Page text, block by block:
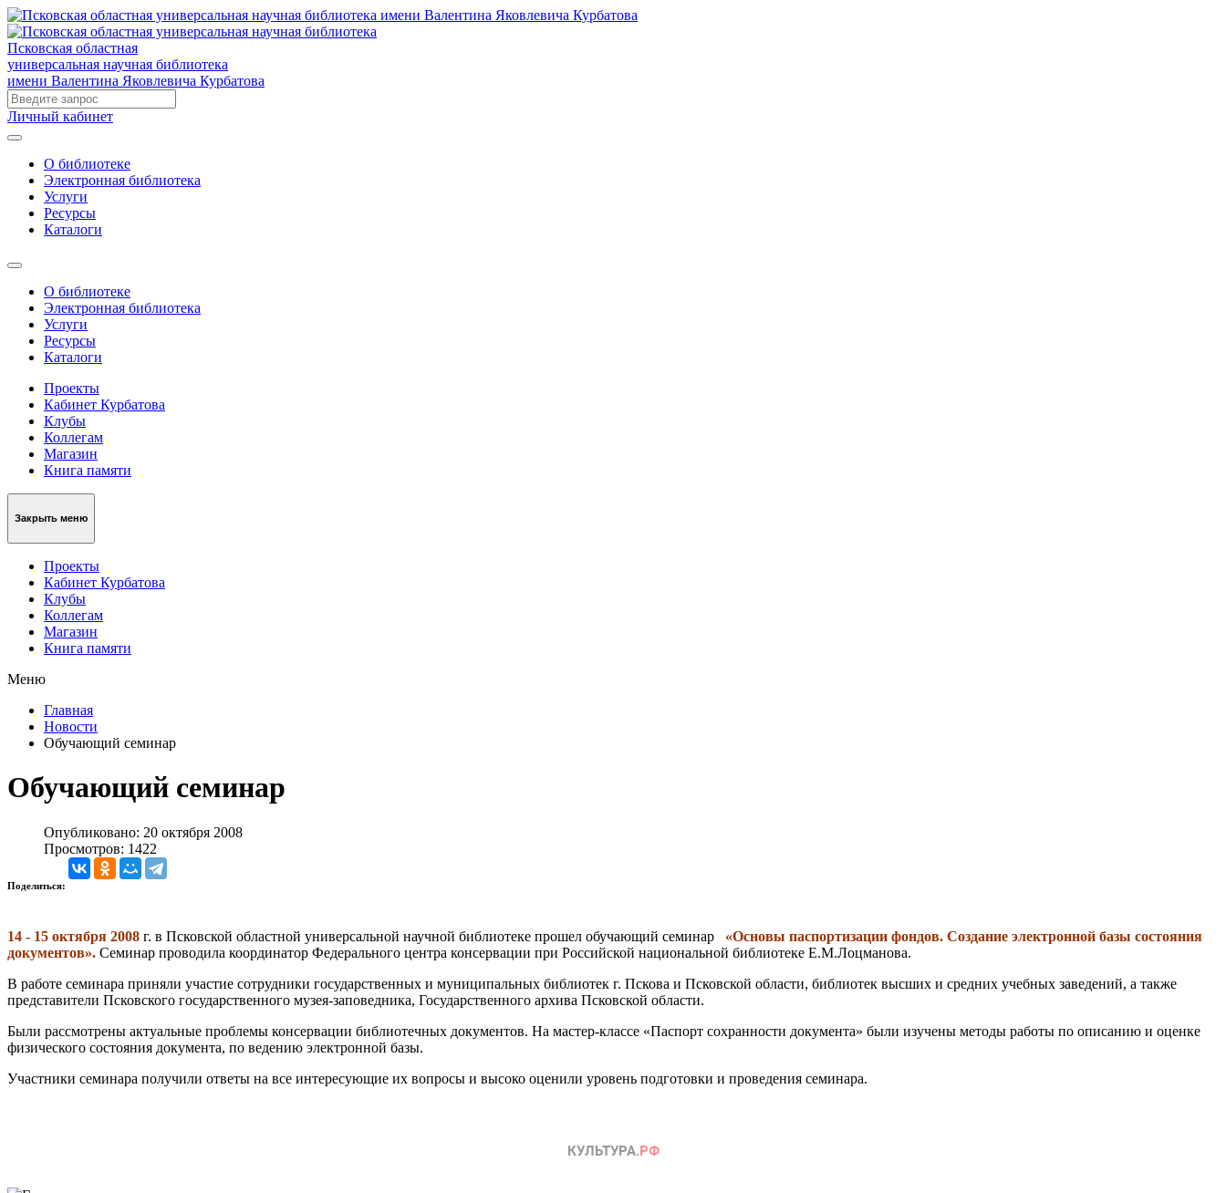
Псковская областная
универсальная научная библиотека
имени Валентина Яковлевича Курбатова
Личный кабинет
О библиотеке
Электронная библиотека
Услуги
Ресурсы
Каталоги
О библиотеке
Электронная библиотека
Услуги
Ресурсы
Каталоги
Проекты
Кабинет Курбатова
Клубы
Коллегам
Магазин
Книга памяти
Закрыть меню
Проекты
Кабинет Курбатова
Клубы
Коллегам
Магазин
Книга памяти
Меню
Главная
Новости
Обучающий семинар
Обучающий семинар
Опубликовано: 20 октября 2008
Просмотров: 1422
Поделиться:
14 - 15 октября 2008 г. в Псковской областной универсальной научной библиотеке прошел обучающий семинар «Основы паспортизации фондов. Создание электронной базы состояния
документов». Семинар проводила координатор Федерального центра консервации при Российской национальной библиотеке Е.М.Лоцманова.
В работе семинара приняли участие сотрудники государственных и муниципальных библиотек г. Пскова и Псковской области, библиотек высших и средних учебных заведений, а также
представители Псковского государственного музея-заповедника, Государственного архива Псковской области.
Были рассмотрены актуальные проблемы консервации библиотечных документов. На мастер-классе «Паспорт сохранности документа» были изучены методы работы по описанию и оценке
физического состояния документа, по ведению электронной базы.
Участники семинара получили ответы на все интересующие их вопросы и высоко оценили уровень подготовки и проведения семинара.